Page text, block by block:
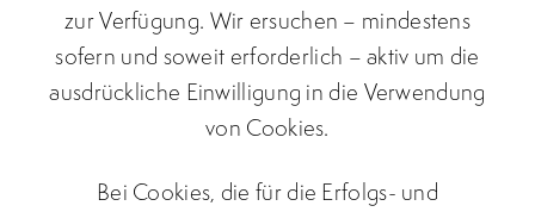
zur Verfügung. Wir ersuchen – mindestens
sofern und soweit erforderlich – aktiv um die
ausdrückliche Einwilligung in die Verwendung
von Cookies.
Bei Cookies, die für die Erfolgs- und